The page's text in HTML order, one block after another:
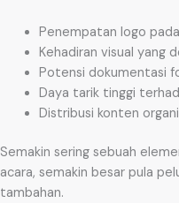
Penempatan logo
Kehadiran visual yang
Potensi dokumentasi
Daya tarik tinggi
Distribusi konten
Semakin sering sebuah
acara, semakin besar pula
tambahan.